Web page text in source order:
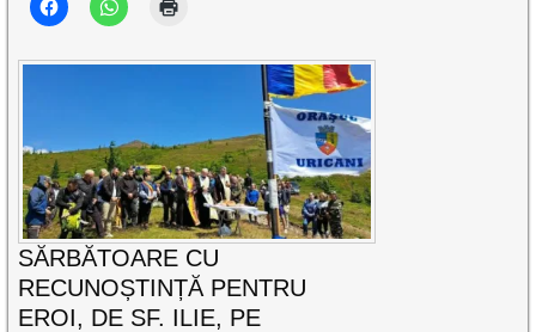
SĂRBĂTOARE CU
RECUNOȘTINȚĂ PENTRU
EROI, DE SF. ILIE, PE